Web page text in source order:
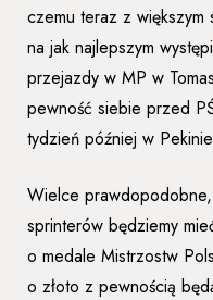
czemu teraz z
na jak najlepszym
przejazdy w MP w
pewność siebie przed
tydzień później w
Wielce
sprinterów będziemy
o medale Mistrzostw
o złoto z pewnością